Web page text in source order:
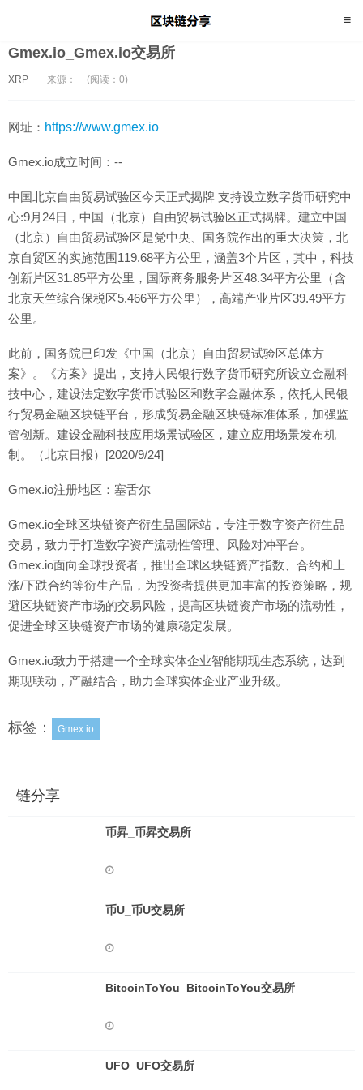
Gmex.io_Gmex.io交易所
XRP 来源： (阅读：0)
网址： https://www.gmex.io
Gmex.io成立时间：--
中国北京自由贸易试验区今天正式揭牌 支持设立数字货币研究中
心:9月24日，中国（北京）自由贸易试验区正式揭牌。建立中国
（北京）自由贸易试验区是党中央、国务院作出的重大决策，北
京自贸区的实施范围119.68平方公里，涵盖3个片区，其中，科技
创新片区31.85平方公里，国际商务服务片区48.34平方公里（含
北京天竺综合保税区5.466平方公里），高端产业片区39.49平方
公里。
此前，国务院已印发《中国（北京）自由贸易试验区总体方
案》。《方案》提出，支持人民银行数字货币研究所设立金融科
技中心，建设法定数字货币试验区和数字金融体系，依托人民银
行贸易金融区块链平台，形成贸易金融区块链标准体系，加强监
管创新。建设金融科技应用场景试验区，建立应用场景发布机
制。（北京日报）[2020/9/24]
Gmex.io注册地区：塞舌尔
Gmex.io全球区块链资产衍生品国际站，专注于数字资产衍生品
交易，致力于打造数字资产流动性管理、风险对冲平台。
Gmex.io面向全球投资者，推出全球区块链资产指数、合约和上
涨/下跌合约等衍生产品，为投资者提供更加丰富的投资策略，规
避区块链资产市场的交易风险，提高区块链资产市场的流动性，
促进全球区块链资产市场的健康稳定发展。
Gmex.io致力于搭建一个全球实体企业智能期现生态系统，达到
期现联动，产融结合，助力全球实体企业产业升级。
标签： Gmex.io
链分享
币昇_币昇交易所
币U_币U交易所
BitcoinToYou_BitcoinToYou交易所
UFO_UFO交易所